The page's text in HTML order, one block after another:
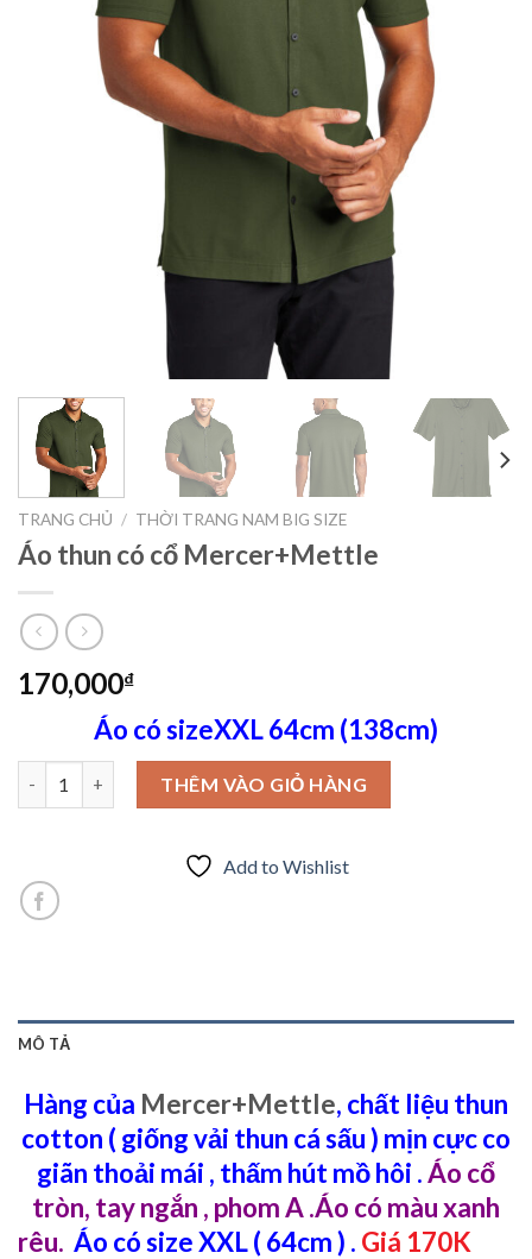
TRANG CHỦ / THỜI TRANG NAM BIG SIZE
Áo thun có cổ Mercer+Mettle
170,000₫
Áo có sizeXXL 64cm (138cm)
Áo thun có cổ Mercer+Mettle số lượng
THÊM VÀO GIỎ HÀNG
Add to Wishlist
MÔ TẢ
Hàng của Mercer+Mettle, chất liệu thun
cotton ( giống vải thun cá sấu ) mịn cực co
giãn thoải mái , thấm hút mồ hôi .Áo cổ
tròn, tay ngắn , phom A .Áo có màu xanh
rêu. Áo có size XXL ( 64cm ) . Giá 170K